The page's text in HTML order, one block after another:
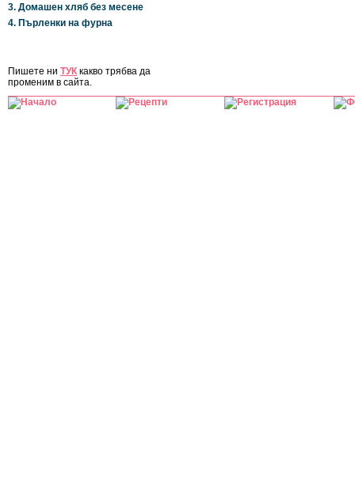
3. Домашен хляб без месене
4. Пърленки на фурна
Пишете ни ТУК какво трябва да
променим в сайта.